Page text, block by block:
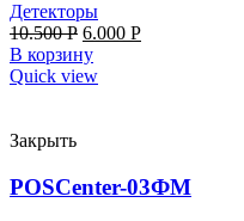
Детекторы
10.500Р 6.000 Р
В корзину
Quick view
Закрыть
POSCenter-03ФМ